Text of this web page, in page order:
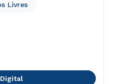
Livres
Digital